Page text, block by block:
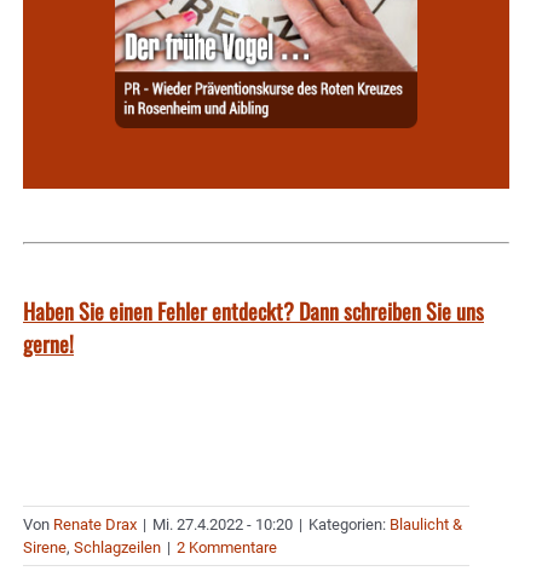
Haben Sie einen Fehler entdeckt? Dann schreiben Sie uns
gerne!
Von Renate Drax | Mi. 27.4.2022 - 10:20 | Kategorien: Blaulicht &
Sirene, Schlagzeilen | 2 Kommentare